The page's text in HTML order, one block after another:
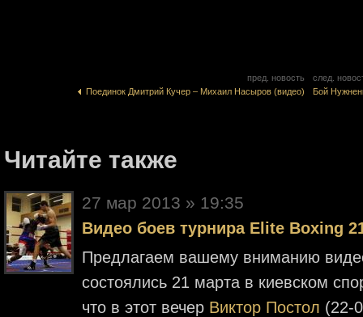
пред. новость
Поединок Дмитрий Кучер – Михаил Насыров (видео)
след.
Бой
Читайте также
27 мар 2013 » 19:35
Видео боев турнира Elite Boxing
Предлагаем вашему вниманию
состоялись 21 марта в киевском
что в этот вечер Виктор Постол (22-